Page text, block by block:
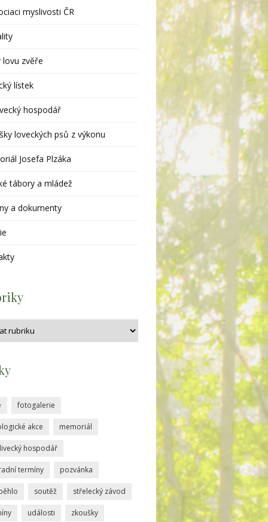
myslivosti ČR
lovu zvěře
lístek
hospodář
loveckých psů z výkonu
Josefa Plzáka
tábory a mládež
a dokumenty
fotogalerie
akce memoriál
hospodář
termíny pozvánka
soutěž střelecký závod
události zkoušky